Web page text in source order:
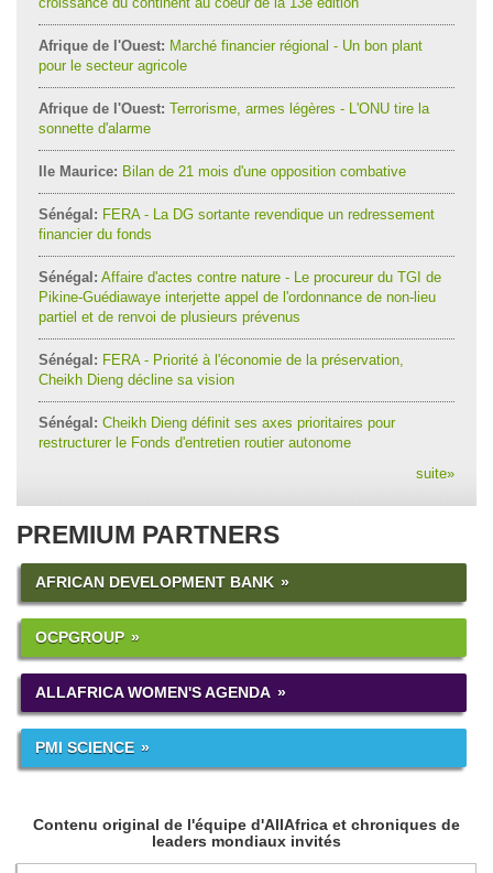
Afrique de l'Ouest: Marché financier régional - Un bon plant
pour le secteur agricole
Afrique de l'Ouest: Terrorisme, armes légères - L'ONU tire la
sonnette d'alarme
Ile Maurice: Bilan de 21 mois d'une opposition combative
Sénégal: FERA - La DG sortante revendique un redressement
financier du fonds
Sénégal: Affaire d'actes contre nature - Le procureur du TGI de
Pikine-Guédiawaye interjette appel de l'ordonnance de non-lieu
partiel et de renvoi de plusieurs prévenus
Sénégal: FERA - Priorité à l'économie de la préservation,
Cheikh Dieng décline sa vision
Sénégal: Cheikh Dieng définit ses axes prioritaires pour
restructurer le Fonds d'entretien routier autonome
suite»
PREMIUM PARTNERS
AFRICAN DEVELOPMENT BANK
OCPGROUP
ALLAFRICA WOMEN'S AGENDA
PMI SCIENCE
Contenu original de l'équipe d'AllAfrica et chroniques de
leaders mondiaux invités